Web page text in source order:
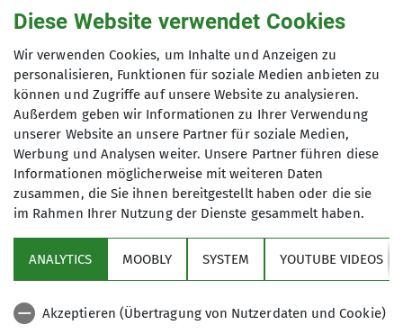
weiter auf den 1866m hohen Schachen. Es zog
sich, die Wanderung verlangte schon etwas
Ausdauer, allerdings bot die Bergtour auch einige
optische Schmankerl, wie herrliche Aussicht zur
Alpspitz und imposanten Felsenburg der
Meilerhütte. Auf der Höhe des Schachentors
öffnen sich die Felswände und auf einem
Felsrücken konnte man überraschend das erste
der von König Ludwig erbauten Schlösser
erkennen. Im den Schachenhaus wurde
eingekehrt und das herausragend gute
Kuchenangebot verkostet. Anschließend war die
Besichtigung des "Lustschlosses" angesagt.
Beeindruckend im Vergleich zum eher im Stil
einer Almhütte einfach gehaltenen Erdgeschoß
Diese Website verwendet Cookies
Wir verwenden Cookies, um Inhalte und Anzeigen zu
personalisieren, Funktionen für soziale Medien anbieten zu
können und Zugriffe auf unsere Website zu analysieren.
Außerdem geben wir Informationen zu Ihrer Verwendung
unserer Website an unsere Partner für soziale Medien,
Werbung und Analysen weiter. Unsere Partner führen diese
Informationen möglicherweise mit weiteren Daten
zusammen, die Sie ihnen bereitgestellt haben oder die sie
im Rahmen Ihrer Nutzung der Dienste gesammelt haben.
ANALYTICS MOOBLY SYSTEM YOUTUBE VIDEOS
Akzeptieren (Übertragung von Nutzerdaten und Cookie)